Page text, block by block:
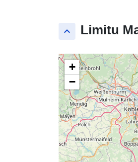
keyboard_arrow_up Limitu
+
−